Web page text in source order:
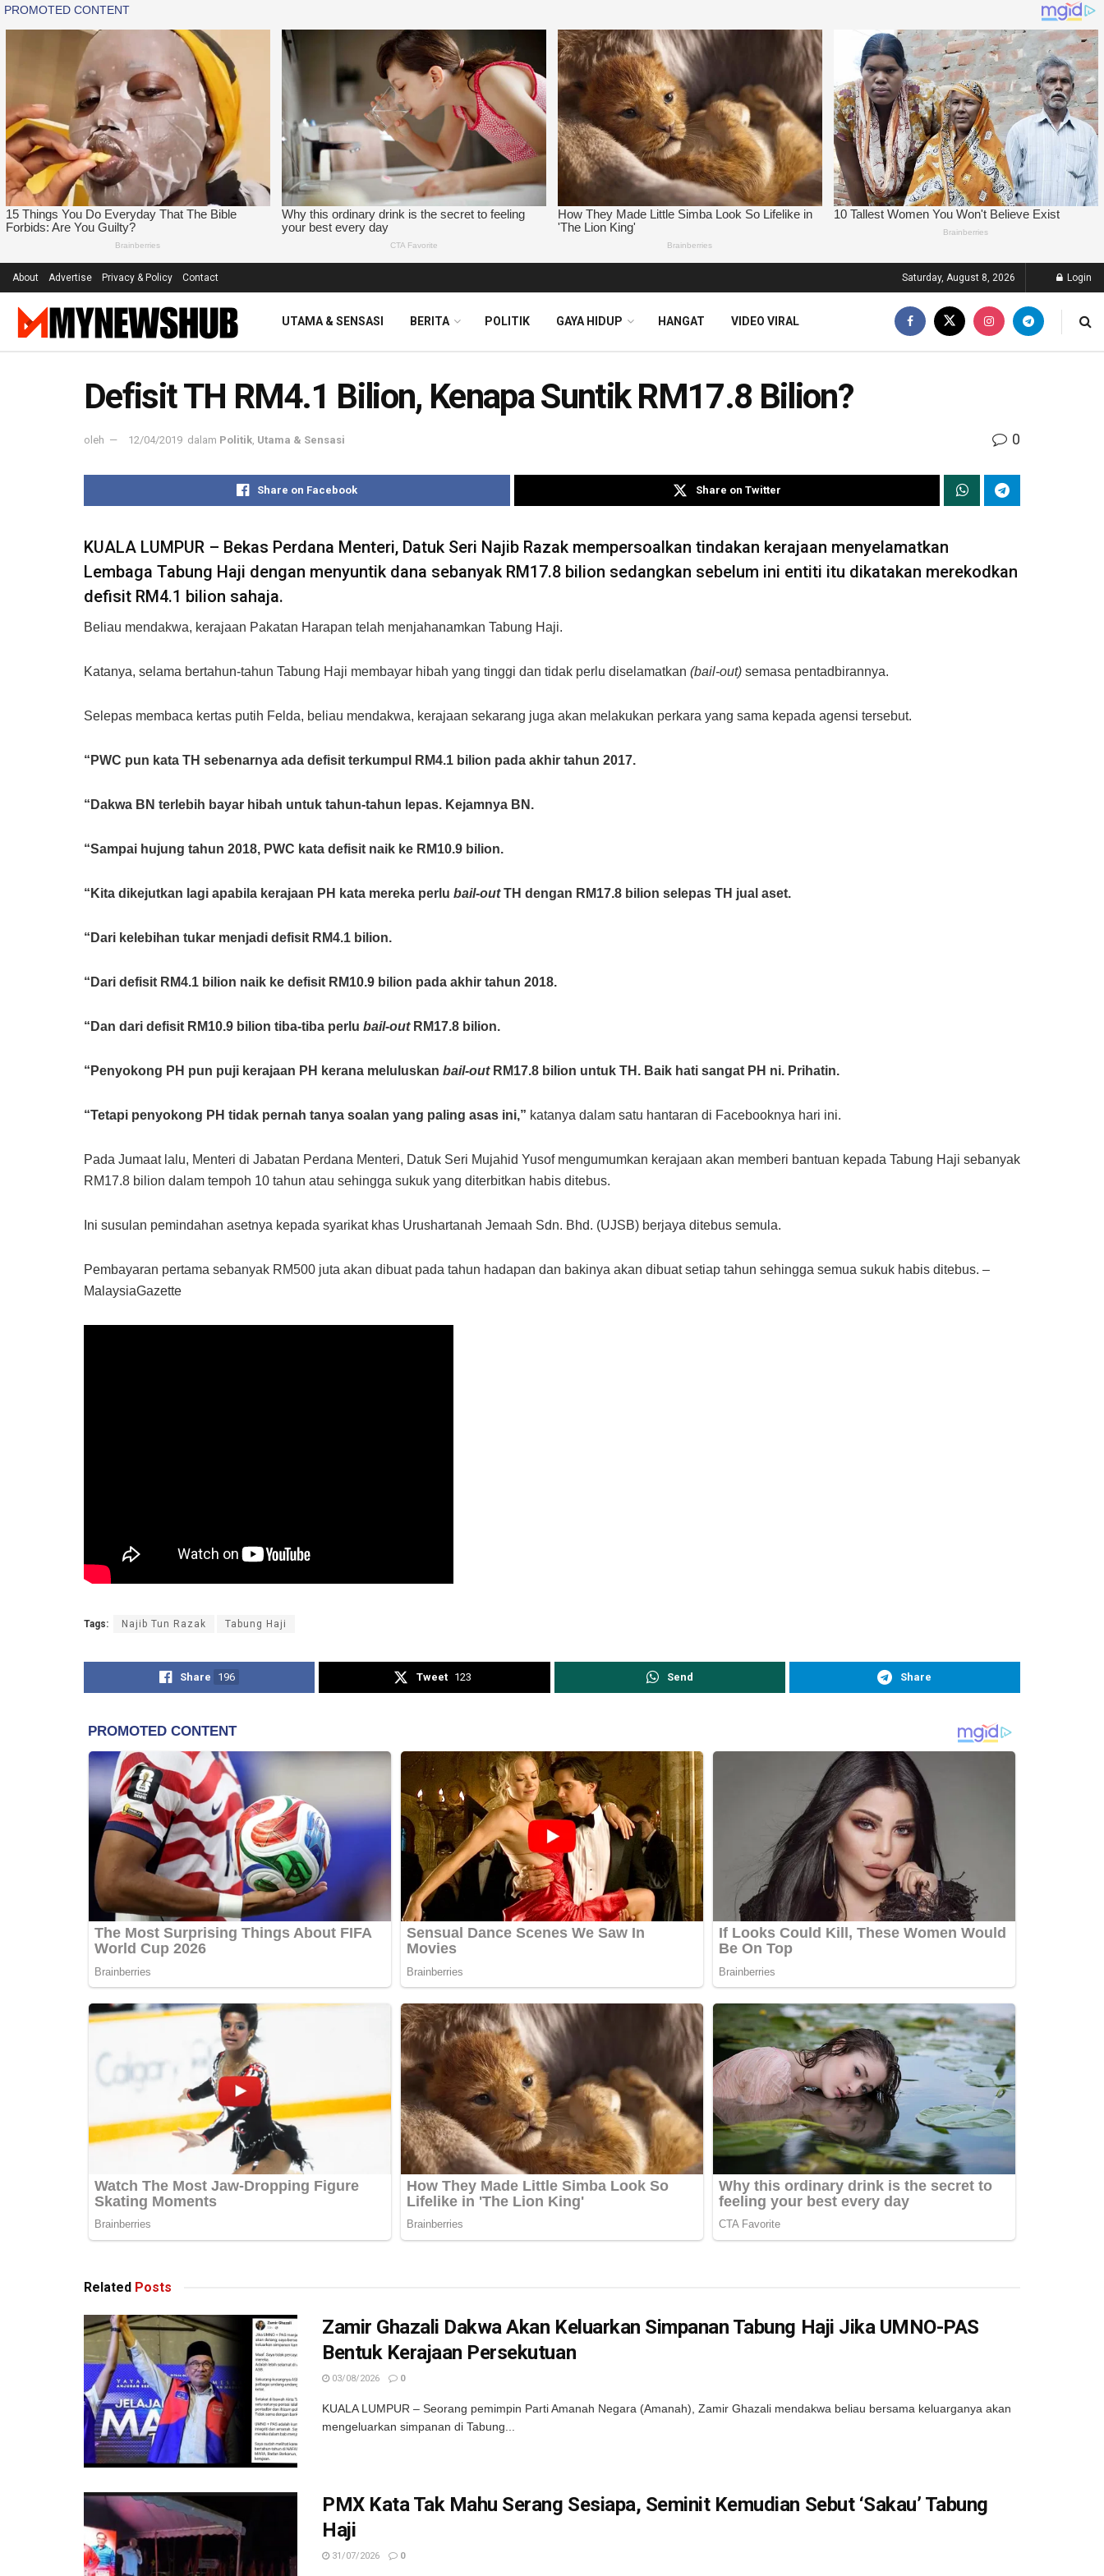
About Advertise Privacy & Policy Contact Saturday, August 8, 2026 Login
UTAMA & SENSASI BERITA POLITIK GAYA HIDUP HANGAT VIDEO VIRAL
Defisit TH RM4.1 Bilion, Kenapa Suntik RM17.8 Bilion?
oleh 12/04/2019 dalam Politik Utama & Sensasi 0
Share on Facebook Share on Twitter
KUALA LUMPUR – Bekas Perdana Menteri, Datuk Seri Najib Razak mempersoalkan tindakan kerajaan menyelamatkan
Lembaga Tabung Haji dengan menyuntik dana sebanyak RM17.8 bilion sedangkan sebelum ini entiti itu dikatakan merekodkan
defisit RM4.1 bilion sahaja.
Beliau mendakwa, kerajaan Pakatan Harapan telah menjahanamkan Tabung Haji.
Katanya, selama bertahun-tahun Tabung Haji membayar hibah yang tinggi dan tidak perlu diselamatkan (bail-out) semasa pentadbirannya.
Selepas membaca kertas putih Felda, beliau mendakwa, kerajaan sekarang juga akan melakukan perkara yang sama kepada agensi tersebut.
“PWC pun kata TH sebenarnya ada defisit terkumpul RM4.1 bilion pada akhir tahun 2017.
“Dakwa BN terlebih bayar hibah untuk tahun-tahun lepas. Kejamnya BN.
“Sampai hujung tahun 2018, PWC kata defisit naik ke RM10.9 bilion.
“Kita dikejutkan lagi apabila kerajaan PH kata mereka perlu bail-outTH dengan RM17.8 bilion selepas TH jual aset.
“Dari kelebihan tukar menjadi defisit RM4.1 bilion.
“Dari defisit RM4.1 bilion naik ke defisit RM10.9 bilion pada akhir tahun 2018.
“Dan dari defisit RM10.9 bilion tiba-tiba perlu bail-outRM17.8 bilion.
“Penyokong PH pun puji kerajaan PH kerana meluluskan bail-outRM17.8 bilion untuk TH. Baik hati sangat PH ni. Prihatin.
“Tetapi penyokong PH tidak pernah tanya soalan yang paling asas ini,” katanya dalam satu hantaran di Facebooknya hari ini.
Pada Jumaat lalu, Menteri di Jabatan Perdana Menteri, Datuk Seri Mujahid Yusof mengumumkan kerajaan akan memberi bantuan kepada Tabung Haji sebanyak
RM17.8 bilion dalam tempoh 10 tahun atau sehingga sukuk yang diterbitkan habis ditebus.
Ini susulan pemindahan asetnya kepada syarikat khas Urushartanah Jemaah Sdn. Bhd. (UJSB) berjaya ditebus semula.
Pembayaran pertama sebanyak RM500 juta akan dibuat pada tahun hadapan dan bakinya akan dibuat setiap tahun sehingga semua sukuk habis ditebus. –
MalaysiaGazette
Tags: Najib Tun Razak Tabung Haji
Share 196 Tweet 123 Send Share
Related Posts
Zamir Ghazali Dakwa Akan Keluarkan Simpanan Tabung Haji Jika UMNO-PAS
Bentuk Kerajaan Persekutuan
03/08/2026 0
KUALA LUMPUR – Seorang pemimpin Parti Amanah Negara (Amanah), Zamir Ghazali mendakwa beliau bersama keluarganya akan
mengeluarkan simpanan di Tabung...
PMX Kata Tak Mahu Serang Sesiapa, Seminit Kemudian Sebut ‘Sakau’ Tabung
Haji
31/07/2026 0